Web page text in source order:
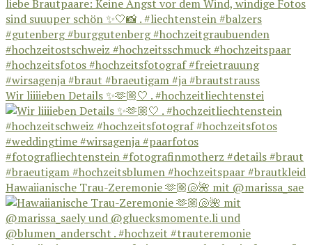
Wir liiiieben Details ✨🫶🏼🤍 . #hochzeitliechtenstei
Hawaiianische Trau-Zeremonie 🫶🏼🐚🌺 mit @marissa_sae